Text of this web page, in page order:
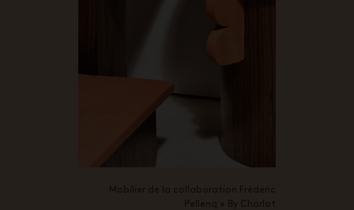
Mobilier de la collaboration Frédéric
Pellenq × By Charlot